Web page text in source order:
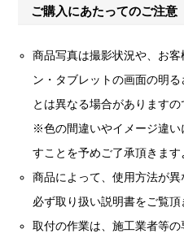
ご購入にあたってのご注意
商品写真は撮影状況や、お
ン・タブレットの画面の明
とは異なる場合がありますの
※色の間違いやイメージ違い
すことを予めご了承頂きます
商品によって、使用方法が
必ず取り扱い説明書をご覧頂
取付の作業は、施工業者等